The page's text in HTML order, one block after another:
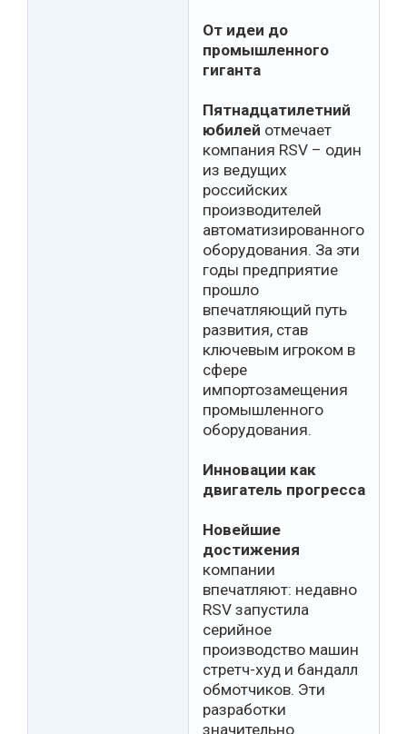
От идеи до
промышленного
гиганта
Пятнадцатилетний
юбилей отмечает
компания RSV – один
из ведущих
российских
производителей
автоматизированного
оборудования. За эти
годы предприятие
прошло
впечатляющий путь
развития, став
ключевым игроком в
сфере
импортозамещения
промышленного
оборудования.
Инновации как
двигатель прогресса
Новейшие
достижения
компании
впечатляют: недавно
RSV запустила
серийное
производство машин
стретч-худ и бандалл
обмотчиков. Эти
разработки
значительно